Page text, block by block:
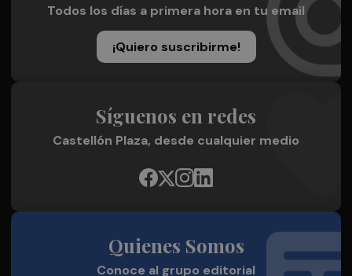
Todos los días a primera hora en tu email
¡Quiero suscribirme!
Síguenos en redes
Castellón Plaza, desde cualquier medio
Quienes Somos
Conoce al grupo editorial